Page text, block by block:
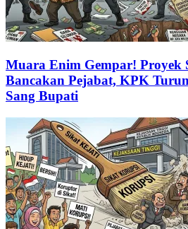
Muara Enim Gempar! Proyek
Bancakan Pejabat, KPK
Sang Bupati